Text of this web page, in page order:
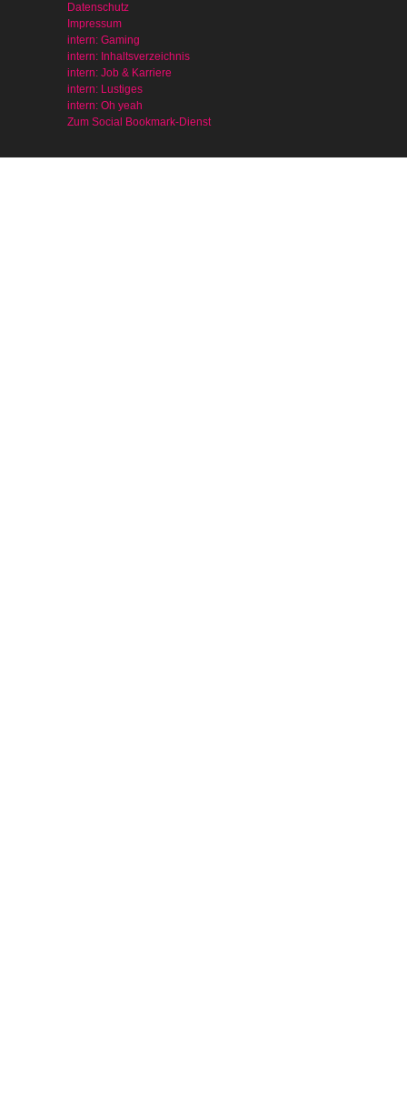
Datenschutz
Impressum
intern: Gaming
intern: Inhaltsverzeichnis
intern: Job & Karriere
intern: Lustiges
intern: Oh yeah
Zum Social Bookmark-Dienst